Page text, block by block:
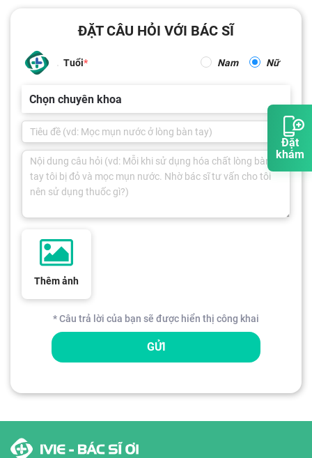
Đặt
khám
ĐẶT CÂU HỎI VỚI BÁC SĨ
Tuổi Nam Nữ
Chọn chuyên khoa
Thêm ảnh
* Câu trả lời của bạn sẽ được hiển thị công khai
GỬI